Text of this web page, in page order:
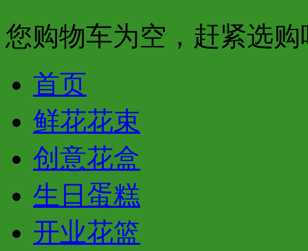
您购物车为空，赶紧选购
首页
鲜花花束
创意花盒
生日蛋糕
开业花篮